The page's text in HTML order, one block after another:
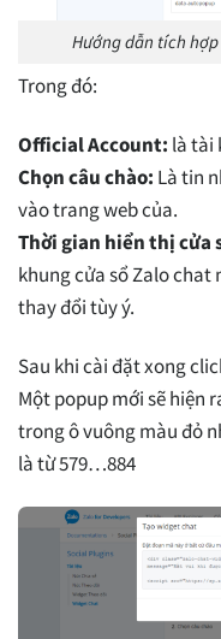
Hướng dẫn tích
Trong đó:
Official Account: là tài
Chọn câu chào: Là tin
vào trang web của.
Thời gian hiển thị cửa
khung cửa sổ Zalo chat
thay đổi tùy ý.
Sau khi cài đặt xong
Một popup mới sẽ hiện
trong ô vuông màu đỏ
là từ 579…884